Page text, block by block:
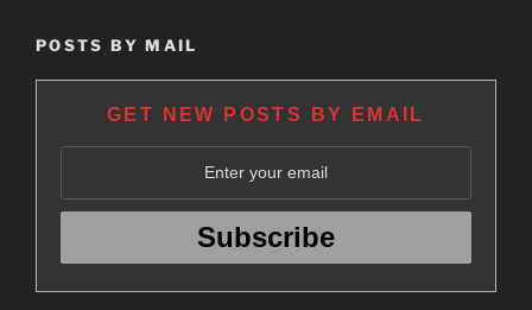
POSTS BY MAIL
GET NEW POSTS BY EMAIL